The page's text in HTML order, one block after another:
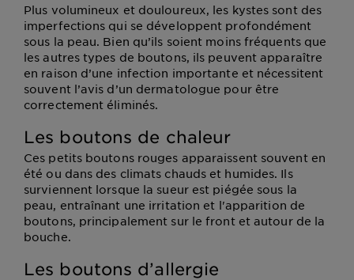
Plus volumineux et douloureux, les kystes sont des
imperfections qui se développent profondément
sous la peau. Bien qu’ils soient moins fréquents que
les autres types de boutons, ils peuvent apparaître
en raison d’une infection importante et nécessitent
souvent l’avis d’un dermatologue pour être
correctement éliminés.
Les boutons de chaleur
Ces petits boutons rouges apparaissent souvent en
été ou dans des climats chauds et humides. Ils
surviennent lorsque la sueur est piégée sous la
peau, entraînant une irritation et l'apparition de
boutons, principalement sur le front et autour de la
bouche.
Les boutons d’allergie